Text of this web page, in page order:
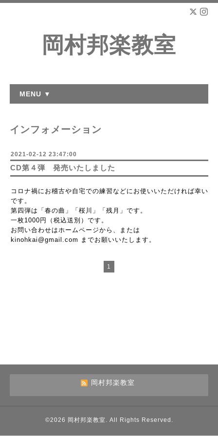
岡村邦楽教室
MENU ▼
インフォメーション
2021-02-12 23:47:00
CD第４弾 発売いたしました
コロナ禍にお稽古や自宅での練習などにお使いいただければ幸い
です。
第四弾は「春の曲」「桜川」「残月」です。
一枚1000円（税込送別）です。
お問い合わせはホームページから、または
kinohkai@gmail.com までお願いいたします。
1
岡村邦楽教室
©2026 岡村邦楽教室. All Rights Reserved.